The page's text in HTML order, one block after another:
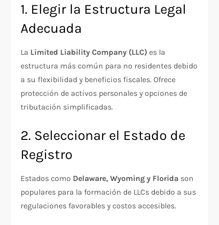
1. Elegir la Estructura Legal
Adecuada
La Limited Liability Company (LLC) es la
estructura más común para no residentes debido
a su flexibilidad y beneficios fiscales. Ofrece
protección de activos personales y opciones de
tributación simplificadas.
2. Seleccionar el Estado de
Registro
Estados como Delaware, Wyoming y Florida son
populares para la formación de LLCs debido a sus
regulaciones favorables y costos accesibles.